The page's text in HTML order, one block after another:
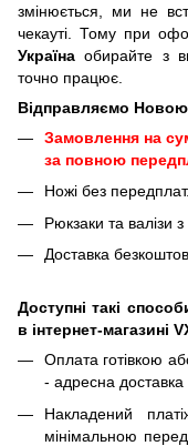
змінюється, ми не
чекауті. Тому при
Україна обирайте з
точно працює.
Відправляємо
Замовлення на
за повною
Ножі без передплат.
Рюкзаки та валізи
Доставка
Доступні такі
в інтернет-магазині
Оплата готівкою
- адресна
Накладений
мінімальною